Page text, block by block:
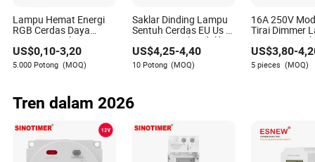
fungsi peredupan, penting untuk memastikan bohlam
juga kompatibel dengan peredup.
Ariana Warner
Pengarang
Lampu Hemat Energi
RGB Cerdas Daya
Tinggi Pencahayaan
Darurat Interior
Bluetooth 85-265V Dob
WiFi Dalam Ruangan
Jauh IC Dapat
Dimmable E27 B22
US$0,10-3,20
5.000 Potong (MOQ)
Saklar Dinding Lampu
Sentuh Cerdas EU Us 1
2 3 4 yang Dikendalikan
Jarak Jauh oleh
Aplikasi WiFi Tuya,
Bekerja dengan Alexa
US$4,25-4,40
10 Potong (MOQ)
16A 250V
Tirai Dimmer
Pintar Mini
Zigbee WiFi
Modul Tuya
Jarak Jauh
US$3,80-
5 pieces (MOQ)
Tren dalam 2026